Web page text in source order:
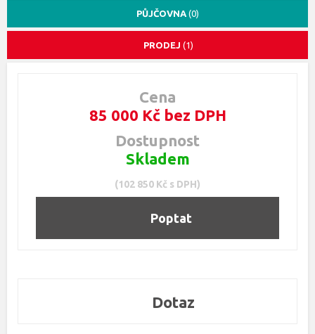
PŮJČOVNA (0)
PRODEJ (1)
Cena
85 000 Kč bez DPH
Dostupnost
Skladem
(102 850 Kč s DPH)
Poptat
Dotaz